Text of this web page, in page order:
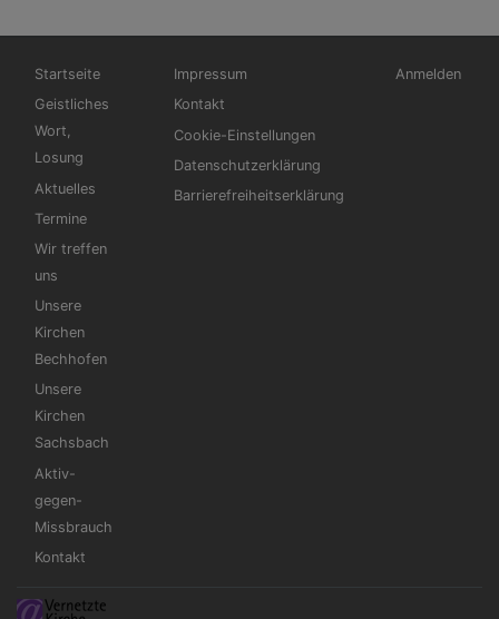
Hauptnavigation
Startseite
Geistliches
Wort,
Losung
Aktuelles
Termine
Wir treffen
uns
Unsere
Kirchen
Bechhofen
Unsere
Kirchen
Sachsbach
Aktiv-
gegen-
Missbrauch
Kontakt
Fußbereichsmenü
Impressum
Kontakt
Cookie-Einstellungen
Datenschutzerklärung
Barrierefreiheitserklärung
Anmelden